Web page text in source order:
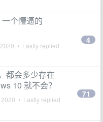
个懵逼的
• Lastly replied
4
都会多少存在
10 就不会？
• Lastly replied
71